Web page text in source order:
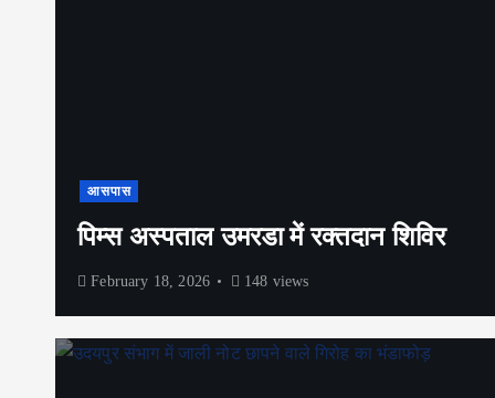
आसपास
पिम्स अस्पताल उमरडा में रक्तदान शिविर
February 18, 2026 148 views